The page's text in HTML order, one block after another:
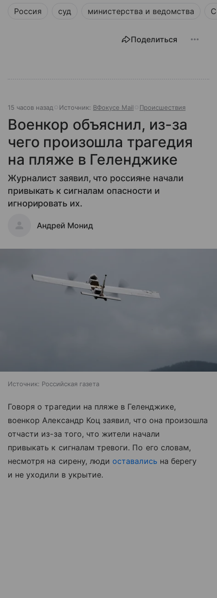
её работа важна для каждого жителя России.
Россия суд министерства и ведомства
Поделиться
15 часов назад Источник: ВФокусе Mail Происшествия
Военкор объяснил, из-за
чего произошла трагедия
на пляже в Геленджике
Журналист заявил, что россияне начали
привыкать к сигналам опасности и
игнорировать их.
Андрей Монид
Источник: Российская газета
Говоря о трагедии на пляже в Геленджике,
военкор Александр Коц заявил, что она произошла
отчасти из-за того, что жители начали
привыкать к сигналам тревоги. По его словам,
несмотря на сирену, люди оставались на берегу
и не уходили в укрытие.